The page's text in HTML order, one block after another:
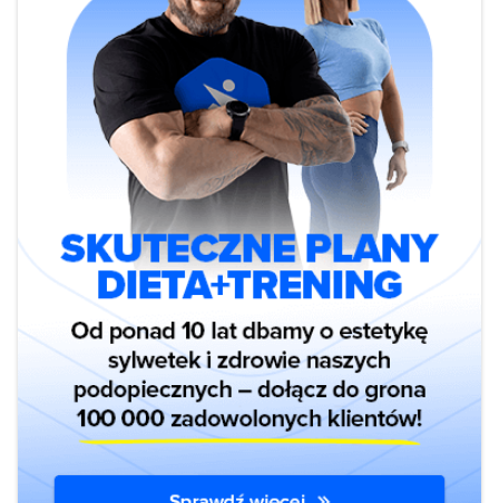
6.00006-7. Ewa Stefanko, Tomasz Wróbel Infectious
etiopathogenesis of lymphomas
https://journals.viamedica.pl/hematology_in_clinical_practice/article/
de Quadros DL, Ribeiro VA, Rezende MA, Maté YA, Gomes MA,
Secchi K, Strottmann DM, Frandoloso R, Kreutz LC. Oncogenic viral
DNA related to human breast cancer found on cattle milk and meat.
Comp Immunol Microbiol Infect Dis. 2023 Aug 27;101:102053. doi:
10.1016/j.cimid.2023.102053. Epub ahead of print. PMID: 37672958.
Khan Z, Abubakar M, Arshed MJ, Aslam R, Sattar S, Shah NA, Javed
S, Tariq A, Bostan N, Manzoor S. Molecular investigation of possible
relationships concerning bovine leukemia virus and breast cancer.
Sci Rep. 2022 Mar 9;12(1):4161. doi: 10.1038/s41598-022-08181-5.
PMID: 35264739; PMCID: PMC8907172.